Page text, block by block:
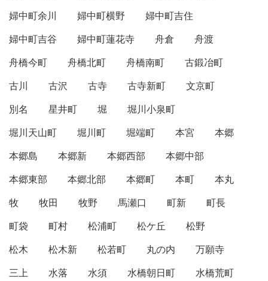
婦中町余川
婦中町横野
婦中町吉住
婦中町吉谷
婦中町蓮花寺 舟倉
舟渡
舟橋今町
舟橋北町 舟橋南町
古鍛冶町
古川
古沢 古寺 古寺新町
文京町
別名
星井町 堀
堀川小泉町
堀川天山町
堀川町 堀端町 本宮
本郷
本郷島
本郷新 本郷西部
本郷中部
本郷東部
本郷北部 本郷町 本町
本丸
牧
牧田 牧野 馬瀬口 町新
町長
町袋
町村 松浦町 松ケ丘
松野
松木
松木新 松若町 丸の内
万願寺
三上
水落 水須 水橋朝日町
水橋荒町